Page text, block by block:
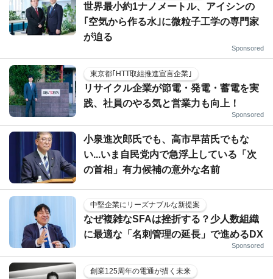
世界最小約1ナノメートル、アイシンの
｢空気から作る水｣に微粒子工学の専門家
が迫る
Sponsored
東京都｢HTT取組推進宣言企業｣
リサイクル企業が節電・発電・蓄電を実
践、社員のやる気と営業力も向上！
Sponsored
小泉進次郎氏でも、高市早苗氏でもな
い...いま自民党内で急浮上している「次
の首相」有力候補の意外な名前
中堅企業にリーズナブルな新提案
なぜ複雑なSFAは挫折する？少人数組織
に最適な「名刺管理の延長」で進めるDX
Sponsored
創業125周年の電通が描く未来